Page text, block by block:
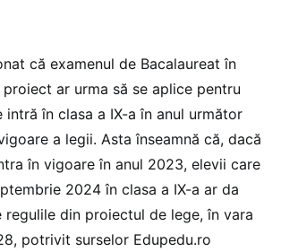
că examenul de Bacalaureat în
ar urma să se aplice pentru
intră în clasa a IX-a în anul următor
a legii. Asta înseamnă că, dacă
în vigoare în anul 2023, elevii care
2024 în clasa a IX-a ar da
regulile din proiectul de lege, în vara
potrivit surselor Edupedu.ro